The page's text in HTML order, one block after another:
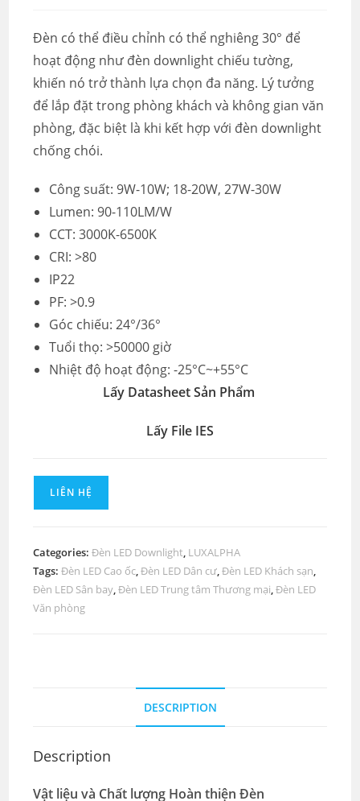
Đèn có thể điều chỉnh có thể nghiêng 30° để
hoạt động như đèn downlight chiếu tường,
khiến nó trở thành lựa chọn đa năng. Lý tưởng
để lắp đặt trong phòng khách và không gian văn
phòng, đặc biệt là khi kết hợp với đèn downlight
chống chói.
Công suất: 9W-10W; 18-20W, 27W-30W
Lumen: 90-110LM/W
CCT: 3000K-6500K
CRI: >80
IP22
PF: >0.9
Góc chiếu: 24°/36°
Tuổi thọ: >50000 giờ
Nhiệt độ hoạt động:-25°C~+55°C
Lấy Datasheet Sản Phẩm
Lấy File IES
LIÊN HỆ
Categories:Đèn LED Downlight, LUXALPHA
Tags:Đèn LED Cao ốc,Đèn LED Dân cư,Đèn LED Khách sạn,
Đèn LED Sân bay,Đèn LED Trung tâm Thương mại,Đèn LED
Văn phòng
DESCRIPTION
Description
Vật liệu và Chất lượng Hoàn thiện Đèn